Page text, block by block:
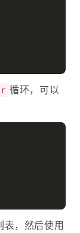
循环，可以
表，然后使用